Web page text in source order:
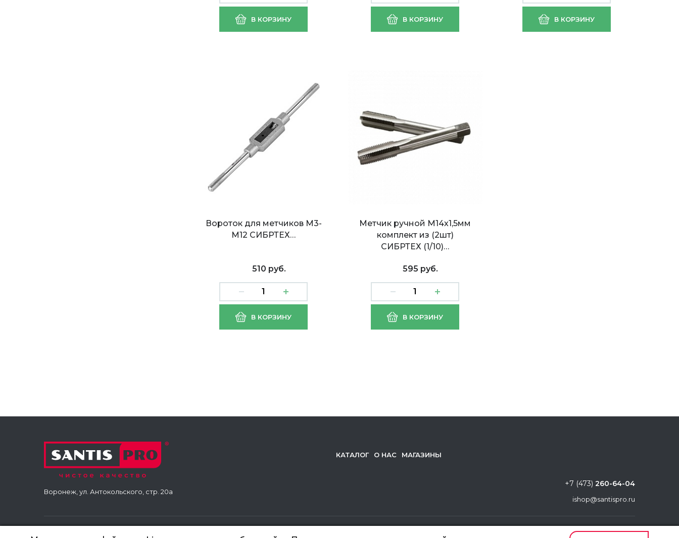
комплект из (2шт)
"Сибртех"
комплект из (2шт)
"Сибртех" (1/10)
комплект из (2шт)
"Сибртех"
комплект из (2шт)
"Сибртех"
В КОРЗИНУ
комплект из (2шт)
"Сибртех" (1/10)
В КОРЗИНУ В КОРЗИНУ
Вороток для метчиков М3-
М12 СИБРТЕХ…
510 руб.
В КОРЗИНУ
Метчик ручной М14х1,5мм
комплект из (2шт)
СИБРТЕХ (1/10)…
595 руб.
В КОРЗИНУ
Воронеж, ул. Антокольского, стр. 20а
КАТАЛОГ О НАС МАГАЗИНЫ
+7 (473) 260-64-04
ishop@santispro.ru
Правила использования сайта